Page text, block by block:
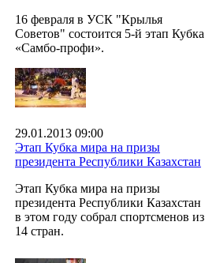
16 февраля в УСК "Крылья
Советов" состоится 5-й этап Кубка
«Самбо-профи».
29.01.2013 09:00
Этап Кубка мира на призы
президента Республики Казахстан
Этап Кубка мира на призы
президента Республики Казахстан
в этом году собрал спортсменов из
14 стран.